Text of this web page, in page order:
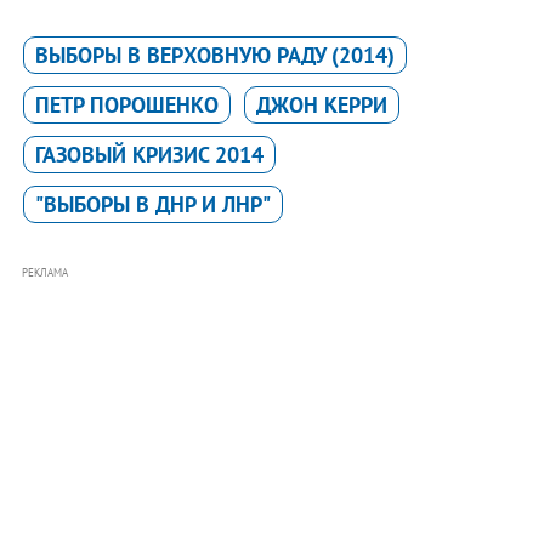
ВЫБОРЫ В ВЕРХОВНУЮ РАДУ (2014)
ПЕТР ПОРОШЕНКО
ДЖОН КЕРРИ
ГАЗОВЫЙ КРИЗИС 2014
"ВЫБОРЫ В ДНР И ЛНР"
РЕКЛАМА